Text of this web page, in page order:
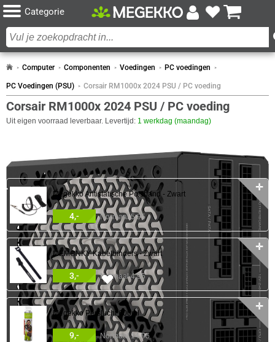
Categorie
Computer Componenten Voedingen PC voedingen
PC Voedingen (PSU) Corsair RM1000x 2024 PSU / PC voeding
Corsair RM1000x 2024 PSU / PC voeding
Uit eigen voorraad leverbaar. Levertijd: 1 werkdag (maandag)
776x
COMBINEER
Megekko Antistatische Polsband - Zwart
4,- Normaal 5,95
✛
MEMONKY Kabelbinders - Zwart
3,- Normaal 4,95
✛
Megekko Perslucht 600ml
9,- Normaal 14,95
✛